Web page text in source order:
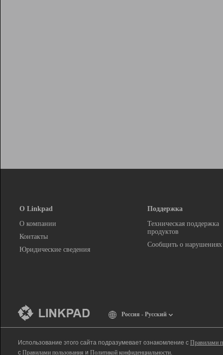
О Linkpad
О компании
Контакты
Юридические сведения
Поддержка
Техническая поддержка
продуктов
Сообщить о нарушениях
Россия - Русский
Использование этого сайта подразумевает ознакомление с Правилами
с Правилами пользования и Политикой конфиденциальности.